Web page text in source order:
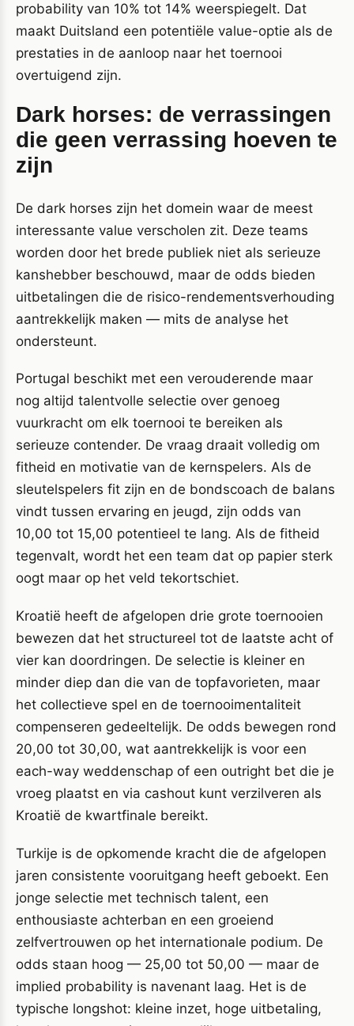
probability van 10% tot 14% weerspiegelt. Dat
maakt Duitsland een potentiële value-optie als de
prestaties in de aanloop naar het toernooi
overtuigend zijn.
Dark horses: de verrassingen
die geen verrassing hoeven te
zijn
De dark horses zijn het domein waar de meest
interessante value verscholen zit. Deze teams
worden door het brede publiek niet als serieuze
kanshebber beschouwd, maar de odds bieden
uitbetalingen die de risico-rendementsverhouding
aantrekkelijk maken — mits de analyse het
ondersteunt.
Portugal beschikt met een verouderende maar
nog altijd talentvolle selectie over genoeg
vuurkracht om elk toernooi te bereiken als
serieuze contender. De vraag draait volledig om
fitheid en motivatie van de kernspelers. Als de
sleutelspelers fit zijn en de bondscoach de balans
vindt tussen ervaring en jeugd, zijn odds van
10,00 tot 15,00 potentieel te lang. Als de fitheid
tegenvalt, wordt het een team dat op papier sterk
oogt maar op het veld tekortschiet.
Kroatië heeft de afgelopen drie grote toernooien
bewezen dat het structureel tot de laatste acht of
vier kan doordringen. De selectie is kleiner en
minder diep dan die van de topfavorieten, maar
het collectieve spel en de toernooimentaliteit
compenseren gedeeltelijk. De odds bewegen rond
20,00 tot 30,00, wat aantrekkelijk is voor een
each-way weddenschap of een outright bet die je
vroeg plaatst en via cashout kunt verzilveren als
Kroatië de kwartfinale bereikt.
Turkije is de opkomende kracht die de afgelopen
jaren consistente vooruitgang heeft geboekt. Een
jonge selectie met technisch talent, een
enthousiaste achterban en een groeiend
zelfvertrouwen op het internationale podium. De
odds staan hoog — 25,00 tot 50,00 — maar de
implied probability is navenant laag. Het is de
typische longshot: kleine inzet, hoge uitbetaling,